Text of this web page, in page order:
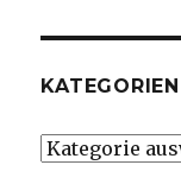
KATEGORIEN
Kategorien